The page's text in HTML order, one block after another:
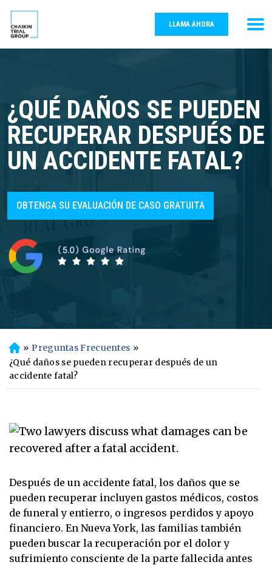
LLAMA AHORA
¿QUÉ DAÑOS SE PUEDEN
RECUPERAR DESPUÉS DE
UN ACCIDENTE FATAL?
OBTENGA SU EVALUACIÓN DE CASO GRATUITA
In
ici
o
» Preguntas Frecuentes »
¿Qué daños se pueden recuperar después de un
accidente fatal?
Después de un accidente fatal, los daños que se
pueden recuperar incluyen gastos médicos, costos
de funeral y entierro, o ingresos perdidos y apoyo
financiero. En Nueva York, las familias también
pueden buscar la recuperación por el dolor y
sufrimiento consciente de la parte fallecida antes